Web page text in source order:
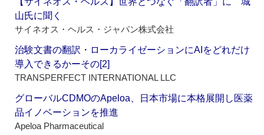
山氏に聞く
サイネオス・ヘルス・ジャパン株式会社
治験文書の翻訳・ローカライゼーションにAIをどれだけ
導入できるかーその[2]
TRANSPERFECT INTERNATIONAL LLC
グローバルCDMOのApeloa、日本市場に本格展開し医薬
品イノベーションを推進
Apeloa Pharmaceutical